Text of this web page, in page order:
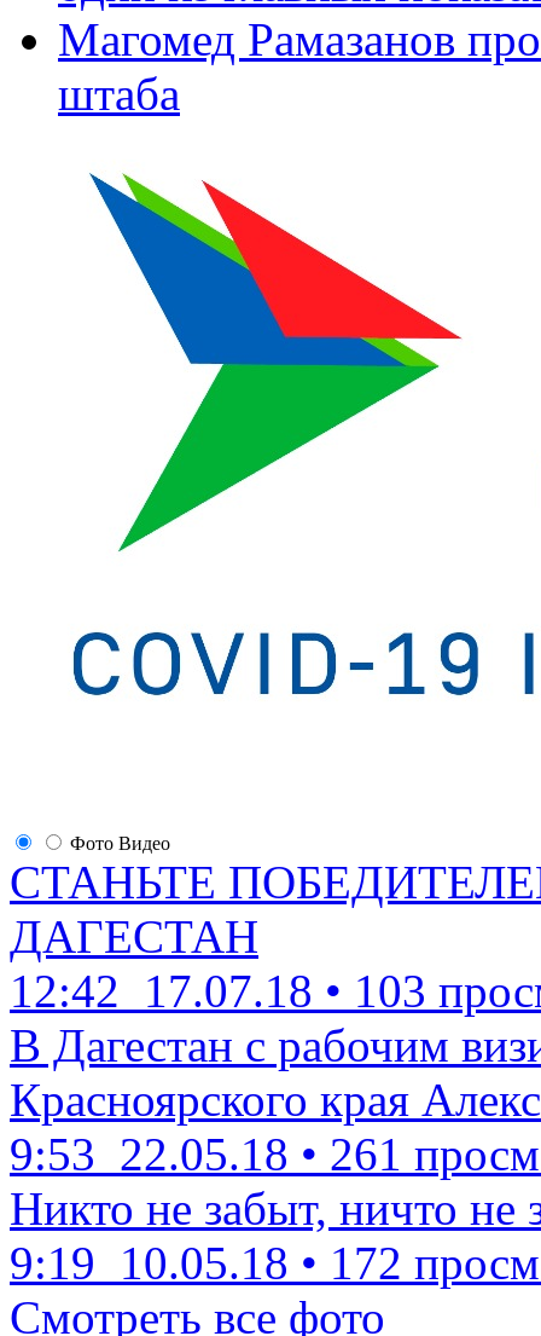
Магомед Рамазанов
штаба
Фото Видео
СТАНЬТЕ
ДАГЕСТАН
12:42 17.07.18 • 103
В Дагестан с рабочим
Красноярского края
9:53 22.05.18 • 261
Никто не забыт, ничто не
9:19 10.05.18 • 172
Смотреть все фото